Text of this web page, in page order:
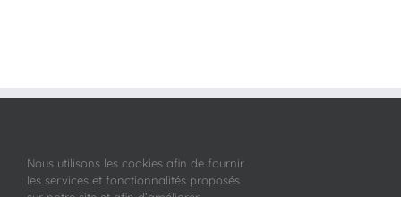
Nous utilisons les cookies afin de fournir
les services et fonctionnalités proposés